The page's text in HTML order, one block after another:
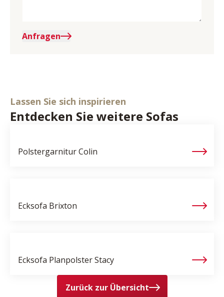
Anfragen
Lassen Sie sich inspirieren
Entdecken Sie weitere Sofas
PolstergarniturColin
Ecksofa Brixton
Ecksofa PlanpolsterStacy
Zurück zur Übersicht